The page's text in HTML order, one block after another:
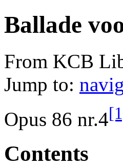
Ballade
From KCB
Jump to:
Opus 86 nr.4
Contents